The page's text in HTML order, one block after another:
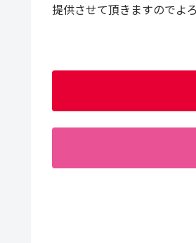
提供させて頂きますのでよ